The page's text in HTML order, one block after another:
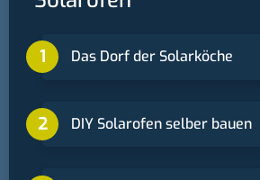
Das Dorf der Solarköche
DIY Solarofen selber bauen